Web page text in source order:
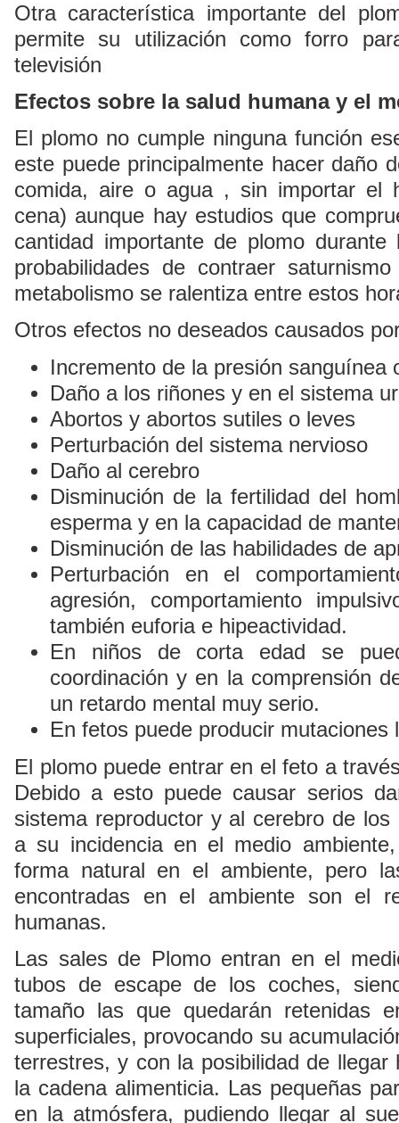
Otra característica importante del
permite su utilización como forro
televisión
Efectos sobre la salud humana y el
El plomo no cumple ninguna función
este puede principalmente hacer daño
comida, aire o agua , sin importar el
cena) aunque hay estudios que
cantidad importante de plomo
probabilidades de contraer
metabolismo se ralentiza entre estos
Otros efectos no deseados causados
Incremento de la presión sanguínea
Daño a los riñones y en el sistema
Abortos y abortos sutiles o leves
Perturbación del sistema nervioso
Daño al cerebro
Disminución de la fertilidad del
esperma y en la capacidad de
Disminución de las habilidades de
Perturbación en el
agresión, comportamiento
también euforia e hipeactividad.
En niños de corta edad se
coordinación y en la comprensión
un retardo mental muy serio.
En fetos puede producir
El plomo puede entrar en el feto a
Debido a esto puede causar serios
sistema reproductor y al cerebro de
a su incidencia en el medio
forma natural en el ambiente, pero
encontradas en el ambiente son el
humanas.
Las sales de Plomo entran en el
tubos de escape de los coches,
tamaño las que quedarán retenidas
superficiales, provocando su
terrestres, y con la posibilidad de
la cadena alimenticia. Las pequeñas
en la atmósfera, pudiendo llegar al